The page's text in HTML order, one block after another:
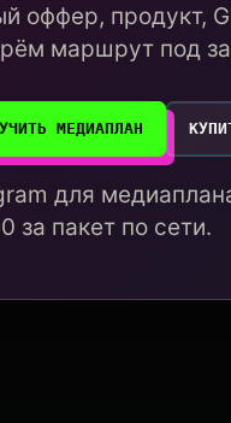
оффер, продукт,
маршрут под
МЕДИАПЛАН
для
за пакет по сети.